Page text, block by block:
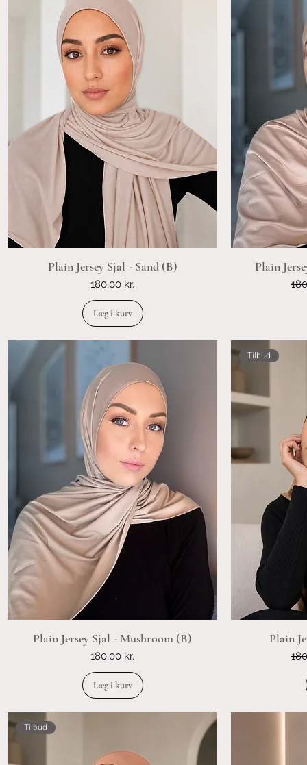
Plain Jersey Sjal - Sand (B)
Pris
180,00 kr.
Læg i kurv
Plain
Plain Jersey Sjal - Mushroom (B)
Pris
180,00 kr.
Læg i kurv
Tilbud
Plain
Tilbud